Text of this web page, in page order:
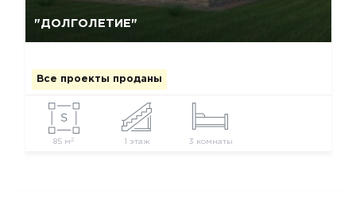
"ДОЛГОЛЕТИЕ"
Все проекты проданы
85 м 2 1 этаж 3 комнаты
Отмена